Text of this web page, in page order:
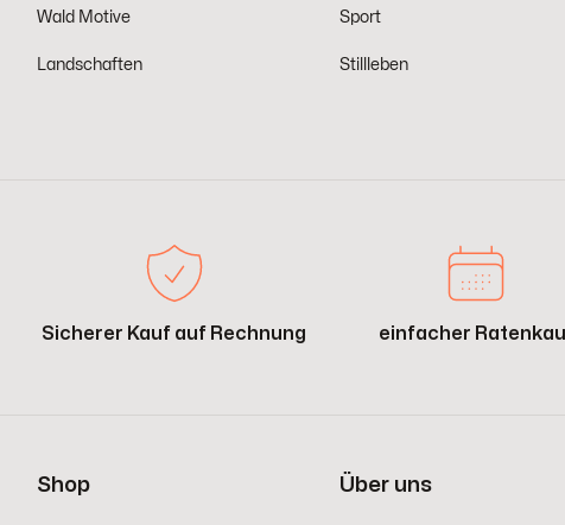
Wald Motive Sport
Landschaften Stillleben
Sicherer Kauf auf Rechnung einfacher
Shop Über uns